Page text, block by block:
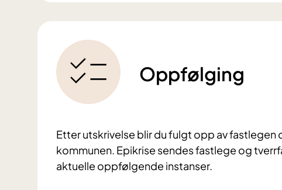
Oppfølging
Etter utskrivelse blir du fulgt opp av fastlegen
kommunen. Epikrise sendes fastlege og
aktuelle oppfølgende instanser.